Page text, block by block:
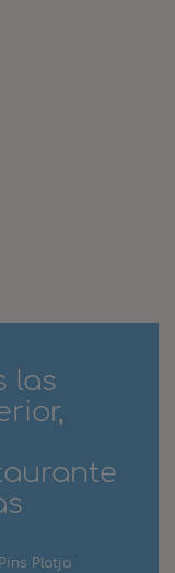
las
Platja